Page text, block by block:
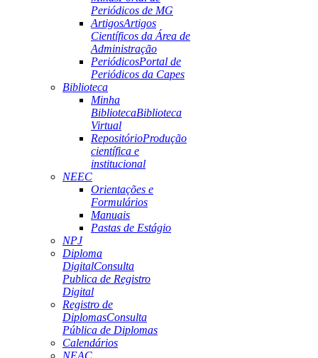
Periódicos de MG
ArtigosArtigos
Científicos da Área de
Administração
PeriódicosPortal de
Periódicos da Capes
Biblioteca
Minha
BibliotecaBiblioteca
Virtual
RepositórioProdução
científica e
institucional
NEEC
Orientações e
Formulários
Manuais
Pastas de Estágio
NPJ
Diploma
DigitalConsulta
Publica de Registro
Digital
Registro de
DiplomasConsulta
Pública de Diplomas
Calendários
NEAC